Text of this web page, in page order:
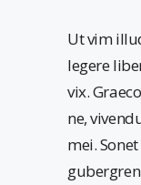
Ut vim
legere
vix.
ne,
mei.